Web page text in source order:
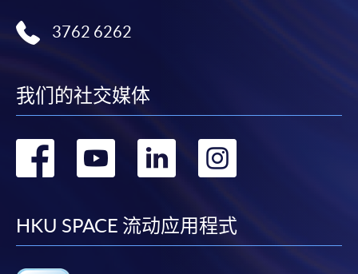
3762 6262
我们的社交媒体
转
facebook
转
youtube
转
linkedin
HKU SPACE 流动应用程式